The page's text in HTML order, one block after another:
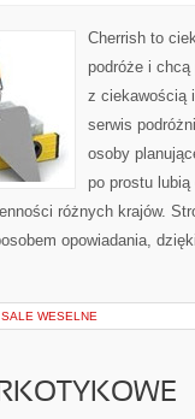
Cherrish to
podróże i
z ciekawością
serwis
osoby
po prostu
różnych krajów.
opowiadania,
WESELNE